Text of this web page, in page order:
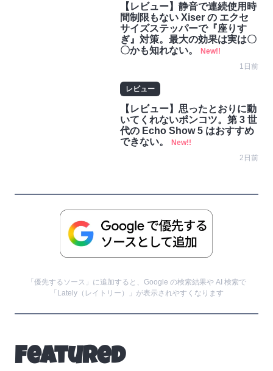
【レビュー】静音で連続使用時
間制限もない Xiser の エクセ
サイズステッパーで『座りす
ぎ』対策。最大の効果は実は〇
〇かも知れない。
New!!
1日前
レビュー
【レビュー】思ったとおりに動
いてくれないポンコツ。第 3 世
代の Echo Show 5 はおすすめ
できない。
New!!
2日前
「優先するソース」に追加すると、Google の検索結果や AI 検索で
「Lately（レイトリー）」が表示されやすくなります
Featured